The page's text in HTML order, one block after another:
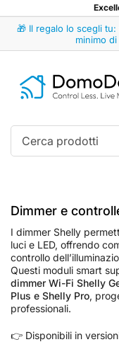
🎁 Il regalo lo scegli
minimo
Cerca
prodotti
Dimmer e
I dimmer Shelly
luci e LED, offrendo
controllo
Questi moduli smart
dimmer Wi-Fi Shelly
Plus e Shelly Pro,
professionali.
👉 Disponibili in